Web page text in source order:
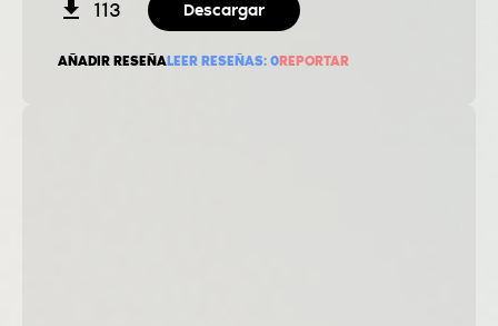
113 Descargar
AÑADIR RESEÑALEER RESEÑAS: 0REPORTAR